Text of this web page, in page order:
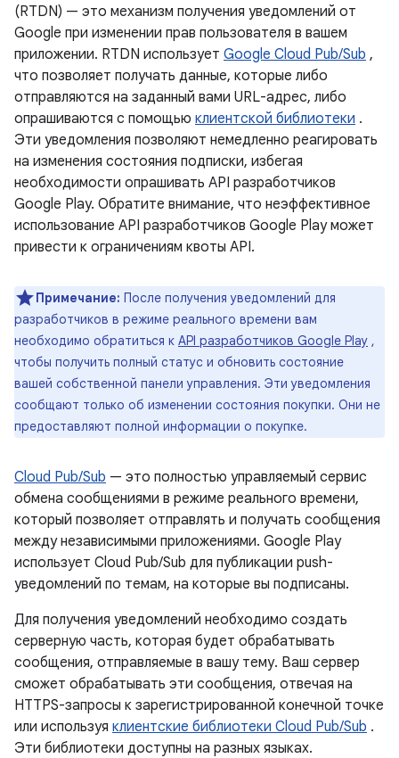
(RTDN) — это механизм получения уведомлений от
Google при изменении прав пользователя в вашем
приложении. RTDN использует Google Cloud Pub/Sub ,
что позволяет получать данные, которые либо
отправляются на заданный вами URL-адрес, либо
опрашиваются с помощью клиентской библиотеки .
Эти уведомления позволяют немедленно реагировать
на изменения состояния подписки, избегая
необходимости опрашивать API разработчиков
Google Play. Обратите внимание, что неэффективное
использование API разработчиков Google Play может
привести к ограничениям квоты API.
Примечание: После получения уведомлений для
разработчиков в режиме реального времени вам
необходимо обратиться к API разработчиков Google Play ,
чтобы получить полный статус и обновить состояние
вашей собственной панели управления. Эти уведомления
сообщают только об изменении состояния покупки. Они не
предоставляют полной информации о покупке.
Cloud Pub/Sub — это полностью управляемый сервис
обмена сообщениями в режиме реального времени,
который позволяет отправлять и получать сообщения
между независимыми приложениями. Google Play
использует Cloud Pub/Sub для публикации push-
уведомлений по темам, на которые вы подписаны.
Для получения уведомлений необходимо создать
серверную часть, которая будет обрабатывать
сообщения, отправляемые в вашу тему. Ваш сервер
сможет обрабатывать эти сообщения, отвечая на
HTTPS-запросы к зарегистрированной конечной точке
или используя клиентские библиотеки Cloud Pub/Sub .
Эти библиотеки доступны на разных языках.